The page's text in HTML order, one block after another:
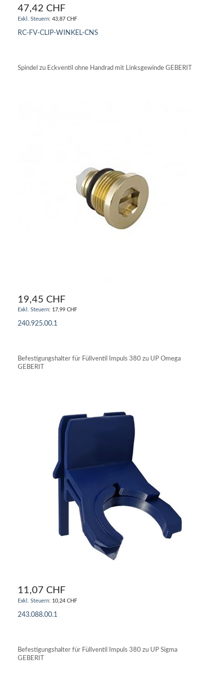
47,42 CHF
43,87 CHF
RC-FV-CLIP-WINKEL-CNS
Spindel zu Eckventil ohne Handrad mit Linksgewinde GEBERIT
19,45 CHF
17,99 CHF
240.925.00.1
Befestigungshalter für Füllventil Impuls 380 zu UP Omega
GEBERIT
11,07 CHF
10,24 CHF
243.088.00.1
Befestigungshalter für Füllventil Impuls 380 zu UP Sigma
GEBERIT